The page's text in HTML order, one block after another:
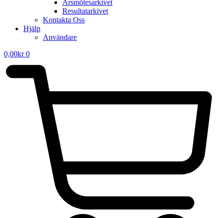
Årsmötesarkivet
Resultatarkivet
Kontakta Oss
Hjälp
Användare
0,00kr 0